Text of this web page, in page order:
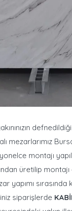
mezarlarımız
montajı
üretilip
siparişlerde